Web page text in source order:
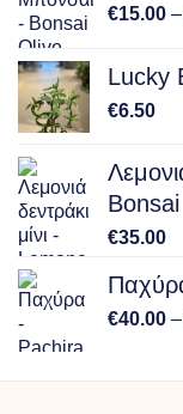
€15.00 –
Lucky
€6.50
Bonsai
€35.00
€40.00 –